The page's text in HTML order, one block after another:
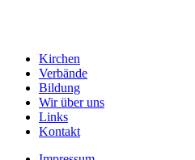
Kirchen
Verbände
Bildung
Wir über uns
Links
Kontakt